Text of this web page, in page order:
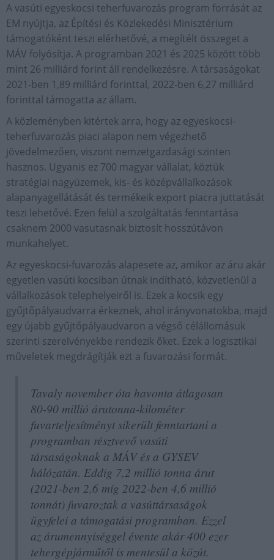
A vasúti egyeskocsi teherfuvarozás program forrását az
EM nyújtja, az Építési és Közlekedési Minisztérium
támogatóként teszi elérhetővé, a megítélt összeget a
MÁV folyósítja. A programban 2021 és 2025 között több
mint 26 milliárd forint áll rendelkezésre. A társaságokat
2021-ben 1,89 milliárd forinttal, 2022-ben 6,27 milliárd
forinttal támogatta az állam.
A közleményben kitértek arra, hogy az egyeskocsi-
teherfuvarozás piaci alapon nem végezhető
jövedelmezően, viszont nemzetgazdasági szinten
hasznos. Ugyanis ez 700 magyar vállalat, köztük
stratégiai nagyüzemek, kis- és középvállalkozások
alapanyagellátását és termékeik export piacra juttatását
teszi lehetővé. Ezen felül a szolgáltatás fenntartása
csaknem 2000 vasutasnak biztosít hosszútávon
munkahelyet.
Az egyeskocsi-fuvarozás alapesete az, amikor az áru akár
egyetlen vasúti kocsiban útnak indítható, közvetlenül a
vállalkozások telephelyeiről is. Ezek a kocsik egy
gyűjtőpályaudvarra érkeznek, ahol irányvonatokba, majd
egy újabb gyűjtőpályaudvaron a végső célállomásuk
szerinti szerelvényekbe rendezik őket. Ezek a logisztikai
műveletek megdrágítják ezt a fuvarozási formát.
Tavaly november óta havonta átlagosan
80-90 millió árutonna-kilométer
fuvarteljesítményt sikerült fenntartani a
programban résztvevő vasúti
társaságoknak a MÁV és a GYSEV
hálózatán. Eddig 7,2 millió tonna árut
(2021-ben 2,6 míg 2022-ben 4,6 millió
tonnát) fuvaroztak a vasúttársaságok
ügyfelei a támogatási programban. Ezzel
az árumennyiséggel évente akár 400 ezer
tehergépjárműtől is mentesül a közút.